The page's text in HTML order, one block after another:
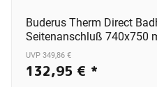
Buderus Therm Direct
Seitenanschluß 740x750
UVP 349,86 €
132,95 € *